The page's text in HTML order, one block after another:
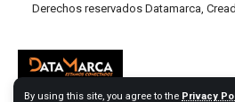
By using this site, you agree to the Privacy
Derechos reservados Datamarca,